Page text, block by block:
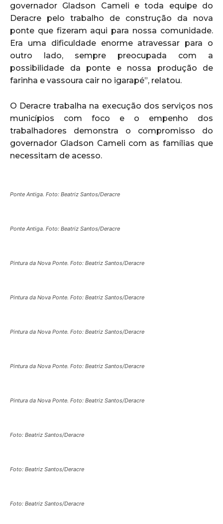
governador Gladson Cameli e toda equipe do
Deracre pelo trabalho de construção da nova
ponte que fizeram aqui para nossa comunidade.
Era uma dificuldade enorme atravessar para o
outro lado, sempre preocupada com a
possibilidade da ponte e nossa produção de
farinha e vassoura cair no igarapé”, relatou.
O Deracre trabalha na execução dos serviços nos
municípios com foco e o empenho dos
trabalhadores demonstra o compromisso do
governador Gladson Cameli com as famílias que
necessitam de acesso.
Ponte Antiga. Foto: Beatriz Santos/Deracre
Ponte Antiga. Foto: Beatriz Santos/Deracre
Pintura da Nova Ponte. Foto: Beatriz Santos/Deracre
Pintura da Nova Ponte. Foto: Beatriz Santos/Deracre
Pintura da Nova Ponte. Foto: Beatriz Santos/Deracre
Pintura da Nova Ponte. Foto: Beatriz Santos/Deracre
Pintura da Nova Ponte. Foto: Beatriz Santos/Deracre
Foto: Beatriz Santos/Deracre
Foto: Beatriz Santos/Deracre
Foto: Beatriz Santos/Deracre